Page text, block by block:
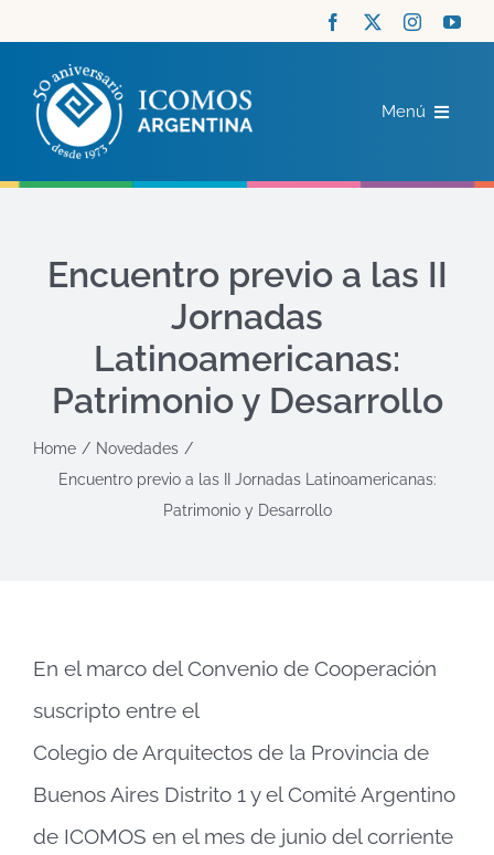
contenido
Menú
RECURSOS
Encuentro previo a las II
Jornadas
Latinoamericanas:
Patrimonio y Desarrollo
Home
Novedades
Encuentro previo a las II Jornadas Latinoamericanas:
Patrimonio y Desarrollo
En el marco del Convenio de Cooperación
suscripto entre el
Colegio de Arquitectos de la Provincia de
Buenos Aires Distrito 1 y el Comité Argentino
de ICOMOS en el mes de junio del corriente